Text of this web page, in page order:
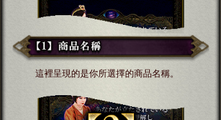
這裡呈現的是你所選擇的商品名稱。